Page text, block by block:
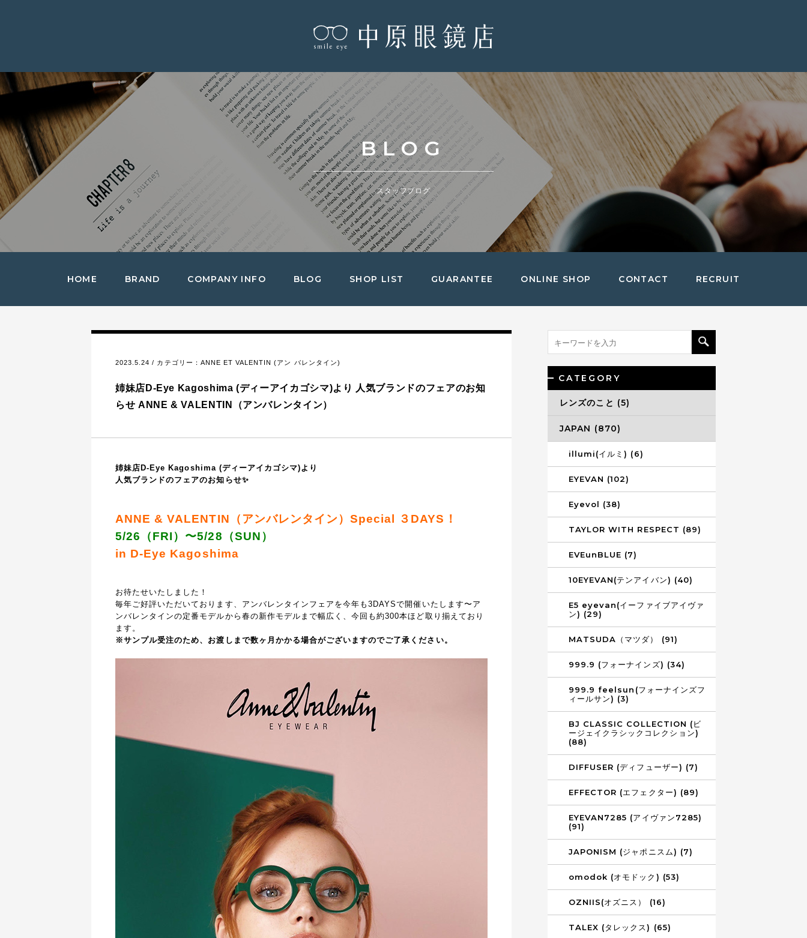
BLOG
スタッフブログ
HOME BRAND COMPANY INFO BLOG SHOP LIST GUARANTEE ONLINE SHOP CONTACT RECRUIT
2023.5.24 / カテゴリー： ANNE ET VALENTIN (アン バレンタイン)
姉妹店D-Eye Kagoshima (ディーアイカゴシマ)より 人気ブランドのフェアのお知
らせ ANNE & VALENTIN（アンバレンタイン）
姉妹店D-Eye Kagoshima (ディーアイカゴシマ)より
人気ブランドのフェアのお知らせ✨
ANNE & VALENTIN（アンバレンタイン） Special ３DAYS！
5/26（FRI）〜5/28（SUN）
in D-Eye Kagoshima
お待たせいたしました！
毎年ご好評いただいております、アンバレンタインフェアを今年も3DAYSで開催いたします〜ア
ンバレンタインの定番モデルから春の新作モデルまで幅広く、今回も約300本ほど取り揃えており
ます。
※サンプル受注のため、お渡しまで数ヶ月かかる場合がございますのでご了承ください。
CATEGORY
レンズのこと (5)
JAPAN (870)
illumi(イルミ) (6)
EYEVAN (102)
Eyevol (38)
TAYLOR WITH RESPECT (89)
EVEunBLUE (7)
10EYEVAN(テンアイバン) (40)
E5 eyevan(イーファイブアイヴァ
ン) (29)
MATSUDA（マツダ） (91)
999.9 (フォーナインズ) (34)
999.9 feelsun(フォーナインズフ
ィールサン) (3)
BJ CLASSIC COLLECTION (ビ
ージェイクラシックコレクション)
(88)
DIFFUSER (ディフューザー) (7)
EFFECTOR (エフェクター) (89)
EYEVAN7285 (アイヴァン7285)
(91)
JAPONISM (ジャポニスム) (7)
omodok (オモドック) (53)
OZNIIS(オズニス） (16)
TALEX (タレックス) (65)